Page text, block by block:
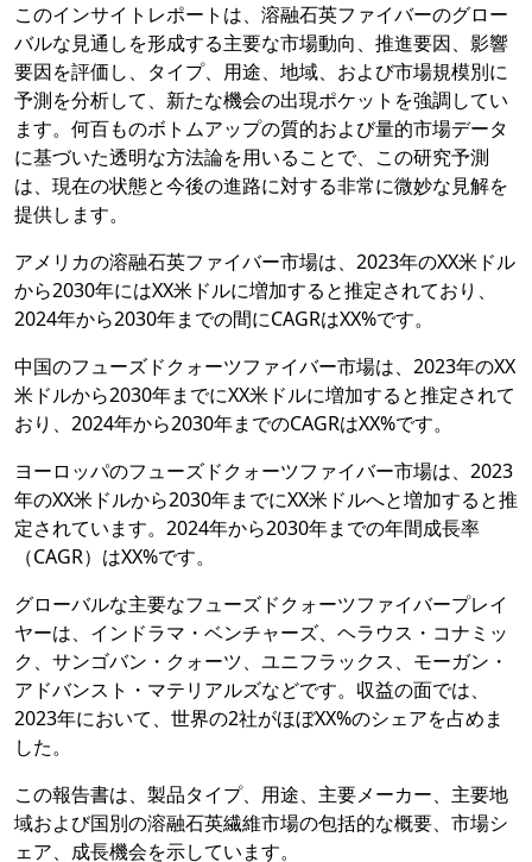
このインサイトレポートは、溶融石英ファイバーのグロー
バルな見通しを形成する主要な市場動向、推進要因、影響
要因を評価し、タイプ、用途、地域、および市場規模別に
予測を分析して、新たな機会の出現ポケットを強調してい
ます。何百ものボトムアップの質的および量的市場データ
に基づいた透明な方法論を用いることで、この研究予測
は、現在の状態と今後の進路に対する非常に微妙な見解を
提供します。
アメリカの溶融石英ファイバー市場は、2023年のXX米ドル
から2030年にはXX米ドルに増加すると推定されており、
2024年から2030年までの間にCAGRはXX%です。
中国のフューズドクォーツファイバー市場は、2023年のXX
米ドルから2030年までにXX米ドルに増加すると推定されて
おり、2024年から2030年までのCAGRはXX%です。
ヨーロッパのフューズドクォーツファイバー市場は、2023
年のXX米ドルから2030年までにXX米ドルへと増加すると推
定されています。2024年から2030年までの年間成長率
（CAGR）はXX%です。
グローバルな主要なフューズドクォーツファイバープレイ
ヤーは、インドラマ・ベンチャーズ、ヘラウス・コナミッ
ク、サンゴバン・クォーツ、ユニフラックス、モーガン・
アドバンスト・マテリアルズなどです。収益の面では、
2023年において、世界の2社がほぼXX%のシェアを占めま
した。
この報告書は、製品タイプ、用途、主要メーカー、主要地
域および国別の溶融石英繊維市場の包括的な概要、市場シ
ェア、成長機会を示しています。